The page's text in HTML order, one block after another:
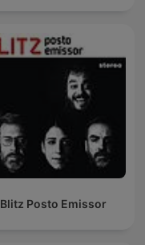
Blitz Posto Emissor